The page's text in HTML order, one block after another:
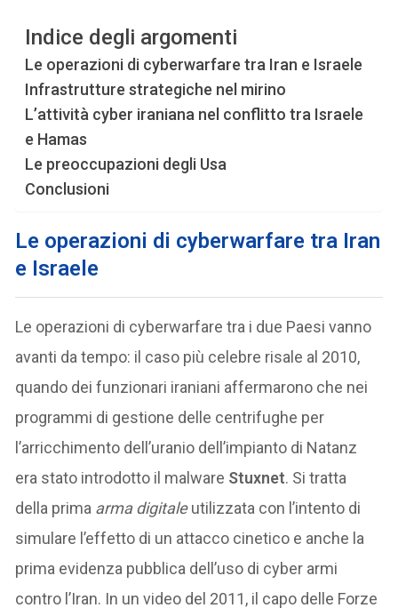
Indice degli argomenti
Le operazioni di cyberwarfare tra Iran e Israele
Infrastrutture strategiche nel mirino
L’attività cyber iraniana nel conflitto tra Israele
e Hamas
Le preoccupazioni degli Usa
Conclusioni
Le operazioni di cyberwarfare tra Iran
e Israele
Le operazioni di cyberwarfare tra i due Paesi vanno
avanti da tempo: il caso più celebre risale al 2010,
quando dei funzionari iraniani affermarono che nei
programmi di gestione delle centrifughe per
l’arricchimento dell’uranio dell’impianto di Natanz
era stato introdotto il malware Stuxnet. Si tratta
della prima arma digitaleutilizzata con l’intento di
simulare l’effetto di un attacco cinetico e anche la
prima evidenza pubblica dell’uso di cyber armi
contro l’Iran. In un video del 2011, il capo delle Forze